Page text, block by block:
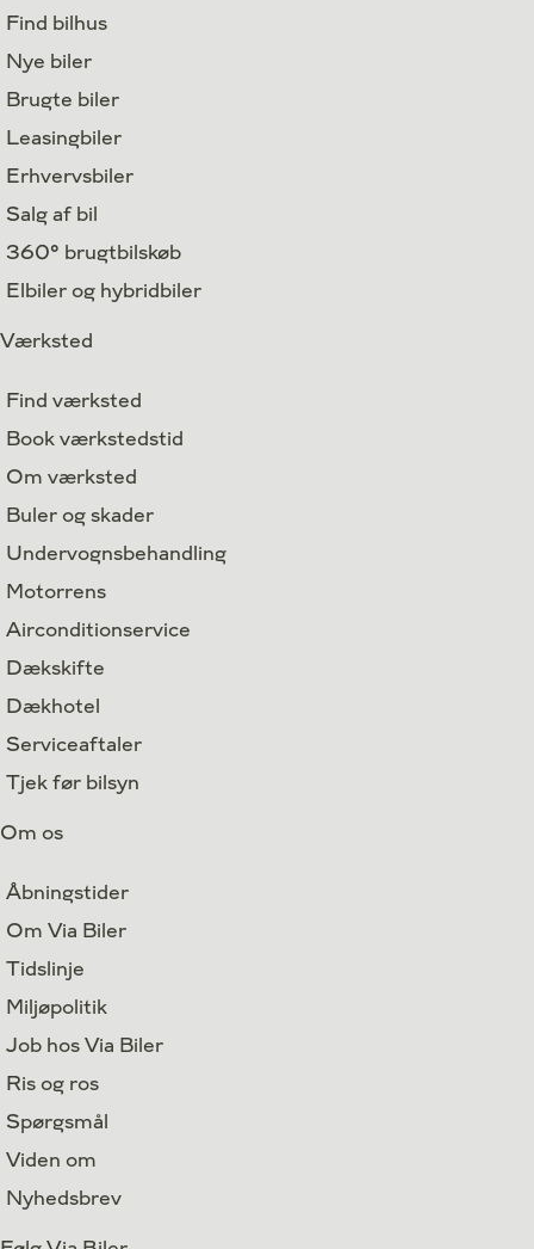
Find bilhus
Nye biler
Brugte biler
Leasingbiler
Erhvervsbiler
Salg af bil
360° brugtbilskøb
Elbiler og hybridbiler
Værksted
Find værksted
Book værkstedstid
Om værksted
Buler og skader
Undervognsbehandling
Motorrens
Airconditionservice
Dækskifte
Dækhotel
Serviceaftaler
Tjek før bilsyn
Om os
Åbningstider
Om Via Biler
Tidslinje
Miljøpolitik
Job hos Via Biler
Ris og ros
Spørgsmål
Viden om
Nyhedsbrev